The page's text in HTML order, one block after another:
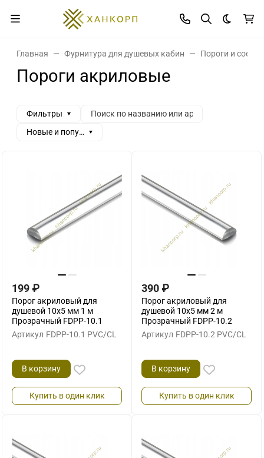
Темная
Главная Фурнитура для душевых кабин Пороги и
Пороги акриловые
Фильтры
Новые и популярные
199 ₽
Порог акриловый для
душевой 10х5 мм 1 м
Прозрачный FDPP-10.1
Артикул FDPP-10.1 PVC/CL
В корзину
Купить в один клик
390 ₽
Порог акриловый для
душевой 10х5 мм 2 м
Прозрачный FDPP-10.2
Артикул FDPP-10.2 PVC/CL
В корзину
Купить в один клик